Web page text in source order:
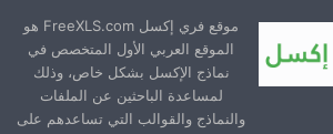
موقع فري إكسل FreeXLS.com هو
الموقع العربي الأول المتخصص في
نماذج الإكسل بشكل خاص، وذلك
لمساعدة الباحثين عن الملفات
والنماذج والقوالب التي تساعدهم على